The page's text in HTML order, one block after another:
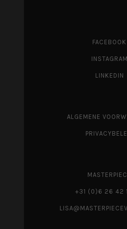
FACEBOOK
INSTAGRAM
LINKEDIN
ALGEMENE
+31 (0)6 26 42